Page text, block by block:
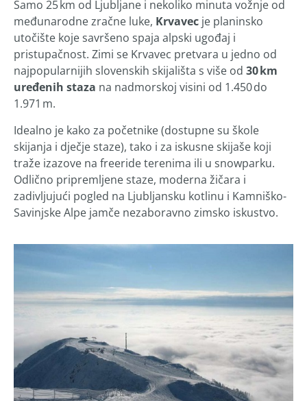
Samo 25 km od Ljubljane i nekoliko minuta vožnje od
međunarodne zračne luke, Krvavec je planinsko
utočište koje savršeno spaja alpski ugođaj i
pristupačnost. Zimi se Krvavec pretvara u jedno od
najpopularnijih slovenskih skijališta s više od 30 km
uređenih staza na nadmorskoj visini od 1.450 do
1.971 m.
Idealno je kako za početnike (dostupne su škole
skijanja i dječje staze), tako i za iskusne skijaše koji
traže izazove na freeride terenima ili u snowparku.
Odlično pripremljene staze, moderna žičara i
zadivljujući pogled na Ljubljansku kotlinu i Kamniško-
Savinjske Alpe jamče nezaboravno zimsko iskustvo.